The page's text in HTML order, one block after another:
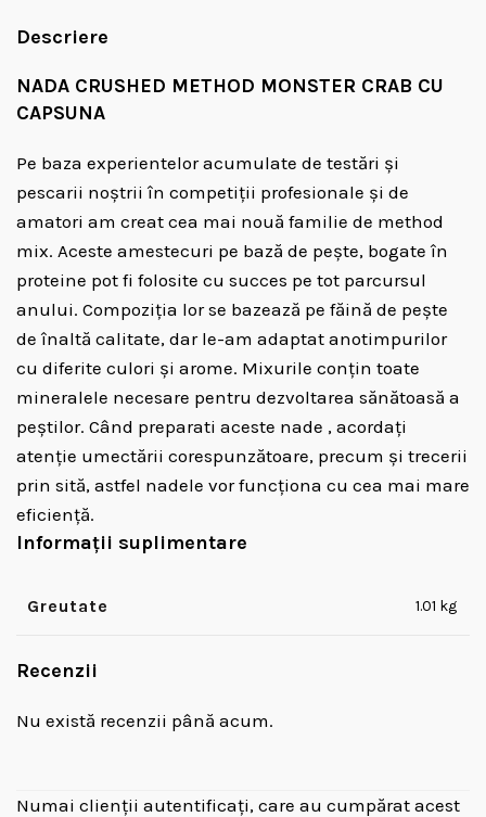
Descriere
NADA CRUSHED METHOD MONSTER CRAB CU
CAPSUNA
Pe baza experientelor acumulate de testări și
pescarii noștrii în competiții profesionale și de
amatori am creat cea mai nouă familie de method
mix. Aceste amestecuri pe bază de pește, bogate în
proteine ​​pot fi folosite cu succes pe tot parcursul
anului. Compoziția lor se bazează pe făină de pește
de înaltă calitate, dar le-am adaptat anotimpurilor
cu diferite culori și arome. Mixurile conțin toate
mineralele necesare pentru dezvoltarea sănătoasă a
peștilor. Când preparati aceste nade , acordați
atenție umectării corespunzătoare, precum și trecerii
prin sită, astfel nadele vor funcționa cu cea mai mare
eficiență.
Informații suplimentare
Greutate 1.01 kg
Recenzii
Nu există recenzii până acum.
Numai clienții autentificați, care au cumpărat acest